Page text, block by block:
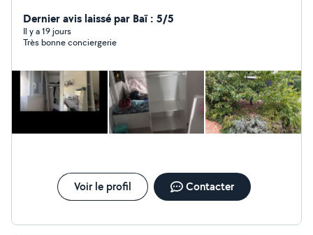
chantier et locations saisonnières. Mon objectif : un
résultat impeccable, un service fiable et des locaux
toujours propres. Zone d'intervention : Toulouse et
Dernier avis laissé par Baï : 5/5
Il y a 19 jours
Très bonne conciergerie
Voir le profil Contacter